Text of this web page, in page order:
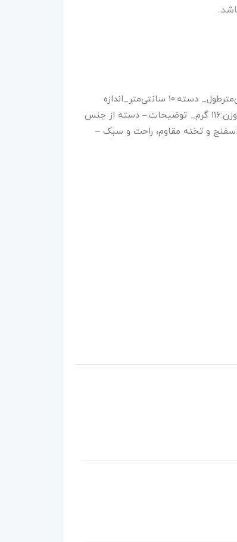
ساخت چین _ دارای تاییدیه ITTF _طول راکت:۲۵ سانتی‌مترطول_ دسته:۱۰ سانتی‌متر_اندازه
صفحه:۱۵ × ۱۵ سانتی‌متر_ضخامت صفحه:۱ سانتی متر_وزن:۱۱6 گرم_ توضیحات:– دسته از جنس
سانتی‌متر – دارای اسفنج و تخته مقاوم، راحت و سبک –